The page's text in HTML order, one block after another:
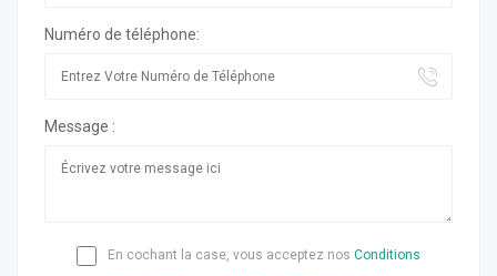
Numéro de téléphone:
Message :
En cochant la case, vous acceptez nos Conditions